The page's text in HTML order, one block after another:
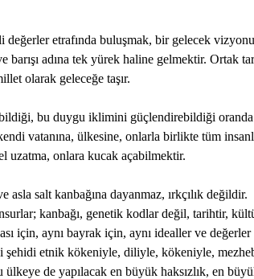
değerler etrafında buluşmak, bir gelecek
barışı adına tek yürek haline gelmektir. Ortak
olarak geleceğe taşır.
bu duygu iklimini güçlendirebildiği oranda
vatanına, ülkesine, onlarla birlikte tüm
uzatma, onlara kucak açabilmektir.
asla salt kanbağına dayanmaz, ırkçılık değildir.
kanbağı, genetik kodlar değil, tarihtir,
için, aynı bayrak için, aynı idealler ve
şehidi etnik kökeniyle, diliyle, kökeniyle,
de yapılacak en büyük haksızlık, en